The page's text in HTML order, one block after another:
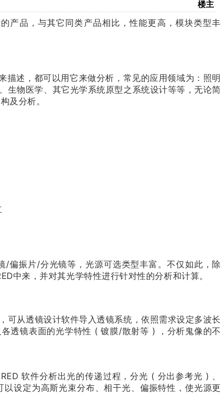
楼主
产品，与其它同类产品相比，性能更高，模块类型丰
描述，都可以用它来做分析，常见的应用领域为：照明
生物医学、其它光学系统原型之系统设计等等，无论简
及分析。
偏振片/分光镜等，光源可选类型丰富。不仅如此，除
中来，并对其光学特性进行针对性的分析和计算。
可从透镜设计软件导入透镜系统，依照需求设定多波长
透镜表面的光学特性 ( 镀膜/散射等 ) ，分析鬼像的不
软件分析出光的传递过程，分光 ( 分出参考光 ) 、
设定为高斯光束分布、相干光、偏振特性，使光源更